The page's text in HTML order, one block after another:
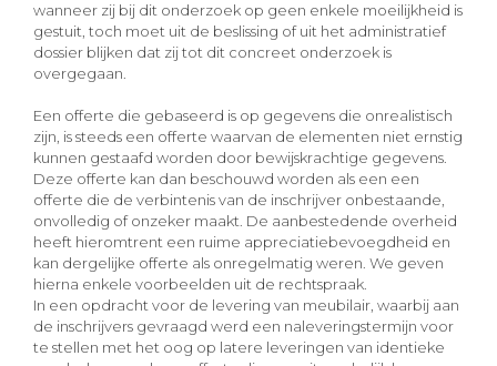
wanneer zij bij dit onderzoek op geen enkele moeilijkheid is
gestuit, toch moet uit de beslissing of uit het administratief
dossier blijken dat zij tot dit concreet onderzoek is
overgegaan.
Een offerte die gebaseerd is op gegevens die onrealistisch
zijn, is steeds een offerte waarvan de elementen niet ernstig
kunnen gestaafd worden door bewijskrachtige gegevens.
Deze offerte kan dan beschouwd worden als een een
offerte die de verbintenis van de inschrijver onbestaande,
onvolledig of onzeker maakt. De aanbestedende overheid
heeft hieromtrent een ruime appreciatiebevoegdheid en
kan dergelijke offerte als onregelmatig weren. We geven
hierna enkele voorbeelden uit de rechtspraak.
In een opdracht voor de levering van meubilair, waarbij aan
de inschrijvers gevraagd werd een naleveringstermijn voor
te stellen met het oog op latere leveringen van identieke